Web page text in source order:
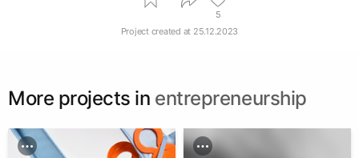
5
Project created at 25.12.2023
More projects in entrepreneurship